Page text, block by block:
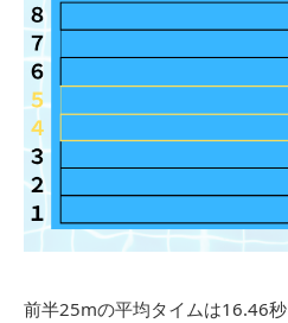
前半25mの平均タイムは16.46秒